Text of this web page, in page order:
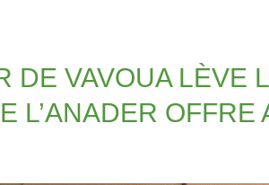
DE VAVOUA LÈVE
L’ANADER OFFRE